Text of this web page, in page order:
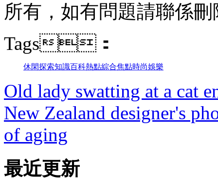
所有，如有問題請聯係刪除
Tags：
休閑探索知識百科熱點綜合焦點時尚娛樂
Old lady swatting at a cat
New Zealand designer's
of aging
最近更新